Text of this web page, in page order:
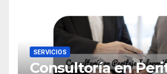
SERVICIOS
Consultoría en